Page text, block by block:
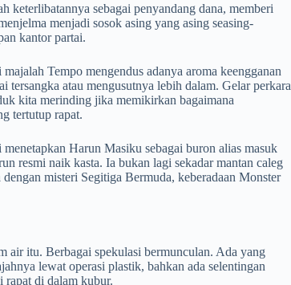
keterlibatannya sebagai penyandang dana, memberi
menjadi sosok asing yang asing seasing-
kantor partai.
Tempo mengendus adanya aroma keengganan
atau mengusutnya lebih dalam. Gelar perkara
kita merinding jika memikirkan bagaimana
tertutup rapat.
Harun Masiku sebagai buron alias masuk
resmi naik kasta. Ia bukan lagi sekadar mantan caleg
misteri Segitiga Bermuda, keberadaan Monster
air itu. Berbagai spekulasi bermunculan. Ada yang
lewat operasi plastik, bahkan ada selentingan
rapat di dalam kubur.